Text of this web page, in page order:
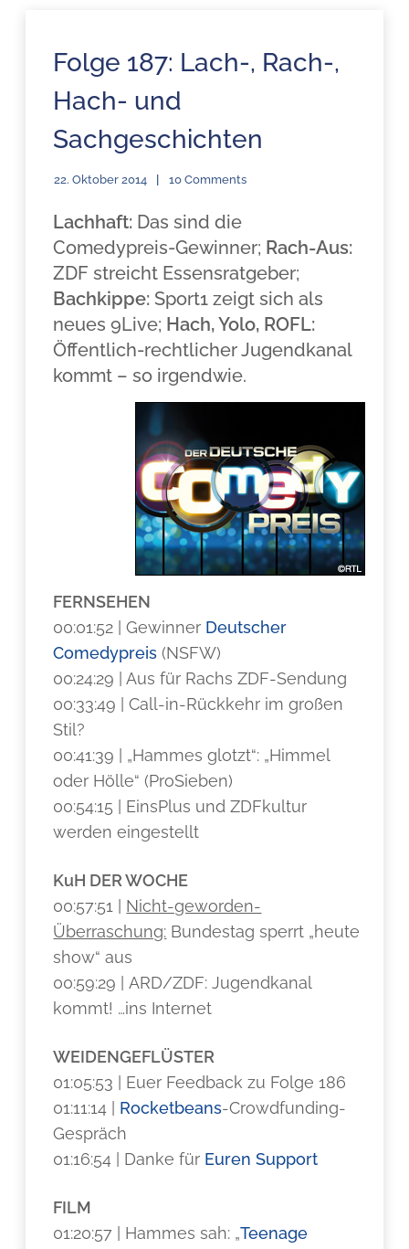
Folge 187: Lach-, Rach-,
Hach- und
Sachgeschichten
22. Oktober 2014 10 Comments
Lachhaft: Das sind die
Comedypreis-Gewinner; Rach-Aus:
ZDF streicht Essensratgeber;
Bachkippe: Sport1 zeigt sich als
neues 9Live; Hach, Yolo, ROFL:
Öffentlich-rechtlicher Jugendkanal
kommt – so irgendwie.
FERNSEHEN
00:01:52 | Gewinner Deutscher
Comedypreis (NSFW)
00:24:29 | Aus für Rachs ZDF-Sendung
00:33:49 | Call-in-Rückkehr im großen
Stil?
00:41:39 | „Hammes glotzt“: „Himmel
oder Hölle“ (ProSieben)
00:54:15 | EinsPlus und ZDFkultur
werden eingestellt
KuH DER WOCHE
00:57:51 | Nicht-geworden-
Überraschung: Bundestag sperrt „heute
show“ aus
00:59:29 | ARD/ZDF: Jugendkanal
kommt! …ins Internet
WEIDENGEFLÜSTER
01:05:53 | Euer Feedback zu Folge 186
01:11:14 | Rocketbeans-Crowdfunding-
Gespräch
01:16:54 | Danke für Euren Support
FILM
01:20:57 | Hammes sah: „Teenage